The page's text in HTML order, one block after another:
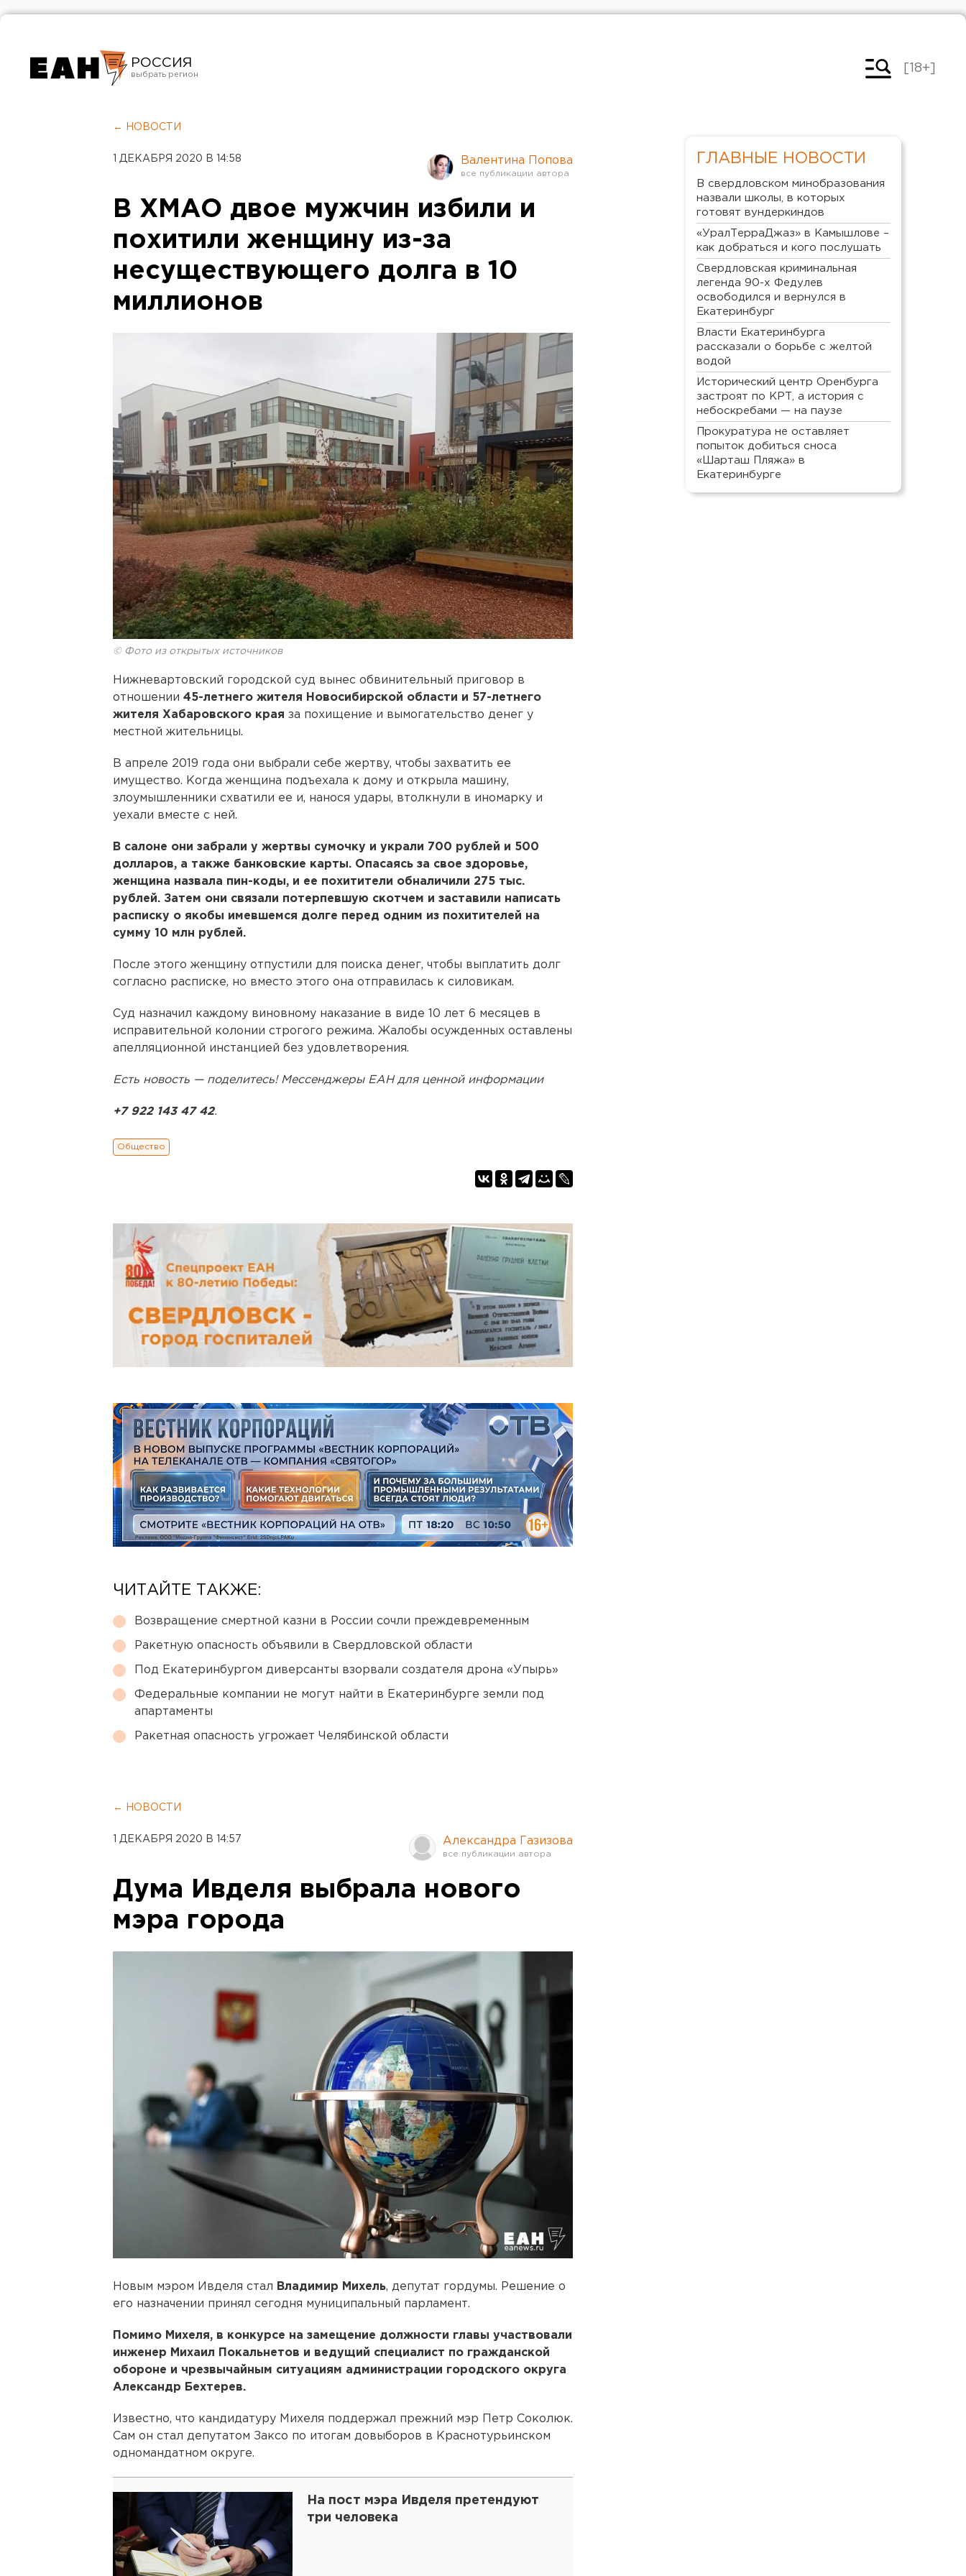
РОССИЯ
Челябинск
[18+]
← НОВОСТИ
1 ДЕКАБРЯ 2020 В 14:58 Валентина Попова
В ХМАО двое мужчин избили и
похитили женщину из-за
несуществующего долга в 10
миллионов
© Фото из открытых источников
Нижневартовский городской суд вынес обвинительный приговор в
отношении 45-летнего жителя Новосибирской области и 57-летнего
жителя Хабаровского края за похищение и вымогательство денег у
местной жительницы.
В апреле 2019 года они выбрали себе жертву, чтобы захватить ее
имущество. Когда женщина подъехала к дому и открыла машину,
злоумышленники схватили ее и, нанося удары, втолкнули в иномарку и
уехали вместе с ней.
В салоне они забрали у жертвы сумочку и украли 700 рублей и 500
долларов, а также банковские карты. Опасаясь за свое здоровье,
женщина назвала пин-коды, и ее похитители обналичили 275 тыс.
рублей. Затем они связали потерпевшую скотчем и заставили написать
расписку о якобы имевшемся долге перед одним из похитителей на
сумму 10 млн рублей.
После этого женщину отпустили для поиска денег, чтобы выплатить долг
согласно расписке, но вместо этого она отправилась к силовикам.
Суд назначил каждому виновному наказание в виде 10 лет 6 месяцев в
исправительной колонии строгого режима. Жалобы осужденных оставлены
апелляционной инстанцией без удовлетворения.
Есть новость — поделитесь! Мессенджеры ЕАН для ценной информации
+7 922 143 47 42.
Общество
ЧИТАЙТЕ ТАКЖЕ:
Возвращение смертной казни в России сочли преждевременным
Ракетную опасность объявили в Свердловской области
Под Екатеринбургом диверсанты взорвали создателя дрона «Упырь»
Федеральные компании не могут найти в Екатеринбурге земли под
апартаменты
Ракетная опасность угрожает Челябинской области
← НОВОСТИ
1 ДЕКАБРЯ 2020 В 14:57 Александра Газизова
Дума Ивделя выбрала нового
мэра города
Новым мэром Ивделя стал Владимир Михель, депутат гордумы. Решение о
его назначении принял сегодня муниципальный парламент.
Помимо Михеля, в конкурсе на замещение должности главы участвовали
инженер Михаил Покальнетов и ведущий специалист по гражданской
обороне и чрезвычайным ситуациям администрации городского округа
Александр Бехтерев.
Известно, что кандидатуру Михеля поддержал прежний мэр Петр Соколюк.
Сам он стал депутатом Заксо по итогам довыборов в Краснотурьинском
одномандатном округе.
На пост мэра Ивделя претендуют
три человека
ГЛАВНЫЕ НОВОСТИ
В свердловском минобразования
назвали школы, в которых
готовят вундеркиндов
«УралТерраДжаз» в Камышлове –
как добраться и кого послушать
Свердловская криминальная
легенда 90-х Федулев
освободился и вернулся в
Екатеринбург
Власти Екатеринбурга
рассказали о борьбе с желтой
водой
Исторический центр Оренбурга
застроят по КРТ, а история с
небоскребами — на паузе
Прокуратура не оставляет
попыток добиться сноса
«Шарташ Пляжа» в
Екатеринбурге